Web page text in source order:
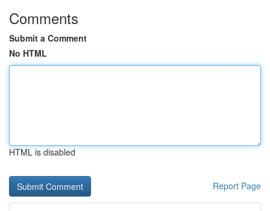
Comments
Submit a Comment
No HTML
HTML is disabled
Report Page